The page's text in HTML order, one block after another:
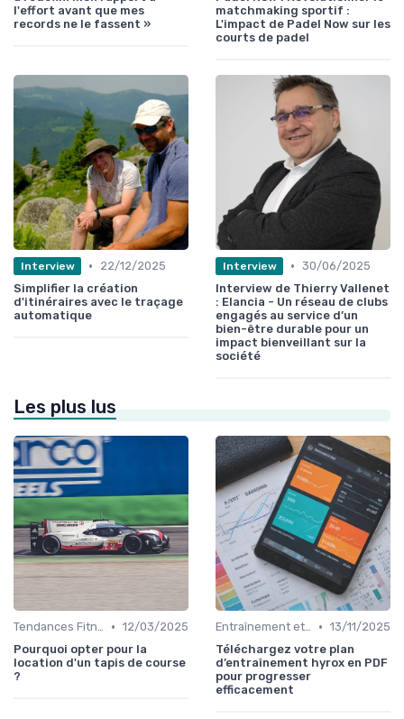
l'effort avant que mes
records ne le fassent »
matchmaking sportif :
L'impact de Padel Now sur les
courts de padel
Interview •
22/12/2025
Simplifier la création
d'itinéraires avec le traçage
automatique
Interview • 30/06/2025
Interview de Thierry Vallenet
: Elancia - Un réseau de clubs
engagés au service d’un
bien-être durable pour un
impact bienveillant sur la
société
Les plus lus
Tendances Fitness et Entraînement à Domicile • 12/03/2025
Pourquoi opter pour la
location d'un tapis de course
?
Entraînement et Techniques • 13/11/2025
Téléchargez votre plan
d’entraînement hyrox en PDF
pour progresser
efficacement